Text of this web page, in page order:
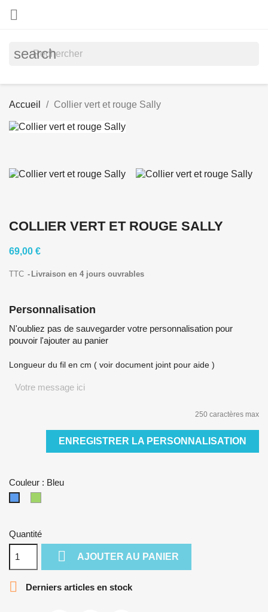

search
Accueil Collier vert et rouge Sally
COLLIER VERT ET ROUGE SALLY
69,00 €
TTC Livraison en 4 jours ouvrables
Personnalisation
N'oubliez pas de sauvegarder votre personnalisation pour
pouvoir l'ajouter au panier
Longueur du fil en cm ( voir document joint pour aide )
250 caractères max
ENREGISTRER LA PERSONNALISATION
Couleur : Bleu
Quantité
 AJOUTER AU PANIER
 Derniers articles en stock